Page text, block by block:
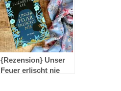
{Rezension} Unser
Feuer erlischt nie